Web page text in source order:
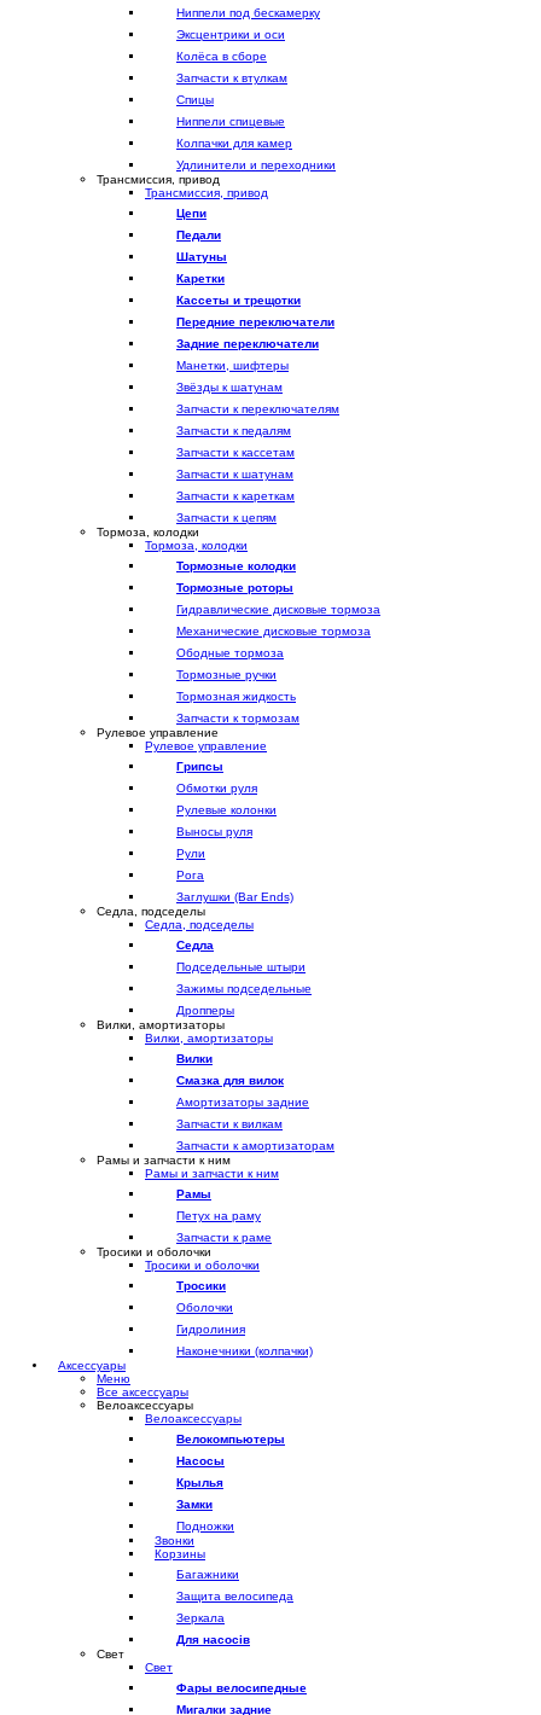
Ниппели под бескамерку
Эксцентрики и оси
Колёса в сборе
Запчасти к втулкам
Спицы
Ниппели спицевые
Колпачки для камер
Удлинители и переходники
Трансмиссия, привод
Трансмиссия, привод
Цепи
Педали
Шатуны
Каретки
Кассеты и трещотки
Передние переключатели
Задние переключатели
Манетки, шифтеры
Звёзды к шатунам
Запчасти к переключателям
Запчасти к педалям
Запчасти к кассетам
Запчасти к шатунам
Запчасти к кареткам
Запчасти к цепям
Тормоза, колодки
Тормоза, колодки
Тормозные колодки
Тормозные роторы
Гидравлические дисковые тормоза
Механические дисковые тормоза
Ободные тормоза
Тормозные ручки
Тормозная жидкость
Запчасти к тормозам
Рулевое управление
Рулевое управление
Грипсы
Обмотки руля
Рулевые колонки
Выносы руля
Рули
Рога
Заглушки (Bar Ends)
Седла, подседелы
Седла, подседелы
Седла
Подседельные штыри
Зажимы подседельные
Дропперы
Вилки, амортизаторы
Вилки, амортизаторы
Вилки
Смазка для вилок
Амортизаторы задние
Запчасти к вилкам
Запчасти к амортизаторам
Рамы и запчасти к ним
Рамы и запчасти к ним
Рамы
Петух на раму
Запчасти к раме
Тросики и оболочки
Тросики и оболочки
Тросики
Оболочки
Гидролиния
Наконечники (колпачки)
Аксессуары
Меню
Все аксессуары
Велоаксессуары
Велоаксессуары
Велокомпьютеры
Насосы
Крылья
Замки
Подножки
Звонки
Корзины
Багажники
Защита велосипеда
Зеркала
Для насосів
Свет
Свет
Фары велосипедные
Мигалки задние